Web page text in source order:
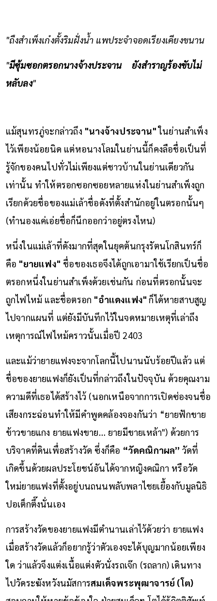
"ถืงสำเพ็งเก๋งตั้งริมฝั่งน้ำ แพประจำจอดเรียงเคียงขนาน
"มีซุ้มซอกตรอกนางจ้างประจาน
ยังสำราญร้องขับไม่
หลับลง"
แม้สุนทรภู่จะกล่าวถึง "นางจ้างประจาน"ในย่านสำเพ็ง
ไว้เพียงน้อยนิด แต่หอนางโลมในย่านนี้ก็คงลือชื่อเป็นที่
รู้จักของคนไปทั่วไม่เพียงแต่ชาวบ้านในย่านเดียวกัน
เท่านั้น ทำให้ตรอกซอกซอยหลายแห่งในย่านสำเพ็งถูก
เรียกด้วยชื่อของแม่เล้าชื่อดังที่ตั้งสำนักอยู่ในตรอกนั้นๆ
(ทำนองแค่เอ่ยชื่อก็นึกออกว่าอยู่ตรงไหน)
หนึ่งในแม่เล้าที่ดังมากที่สุดในยุคต้นกรุงรัตนโกสินทร์ก็
คือ "ยายแฟง" ชื่อของเธอจึงได้ถูกเอามาใช้เรียกเป็นชื่อ
ตรอกหนึ่งในย่านสำเพ็งด้วยเช่นกัน ก่อนที่ตรอกนั้นจะ
ถูกไฟไหม้ และชื่อตรอก "อำแดงแฟง"ก็ได้หายสาบสูญ
ไปจากแผนที่ แต่ยังมีบันทึกไว้ในจดหมายเหตุที่เล่าถึง
เหตุการณ์ไฟไหม้คราวนั้นเมื่อปี 2403
และแม้ว่ายายแฟงจะจากโลกนี้ไปนานนับร้อยปีแล้ว แต่
ชื่อของยายแฟงก็ยังเป็นที่กล่าวถึงในปัจจุบัน ด้วยคุณงาม
ความดีที่เธอได้สร้างไว้ (นอกเหนือจากการเปิดซ่องจนชื่อ
เสียงกระฉ่อนทำให้มีคำพูดคล้องจองกันว่า “ยายฟักขาย
ข้าวขายแกง ยายแฟงขาย… ยายมีขายเหล้า") ด้วยการ
บริจาคที่ดินเพื่อสร้างวัด ซึ่งก็คือ “วัดคณิกาผล” วัดที่
เกิดขึ้นด้วยผลประโยชน์อันได้จากหญิงคณิกา หรือวัด
ใหม่ยายแฟงที่ตั้งอยู่บนถนนพลับพลาไชยเยื้องกับมูลนิธิ
ปอเต็กตึ๊งนั่นเอง
การสร้างวัดของยายแฟงมีตำนานเล่าไว้ด้วยว่า ยายแฟง
เมื่อสร้างวัดแล้วก็อยากรู้ว่าตัวเองจะได้บุญมากน้อยเพียง
ใด ว่าแล้วจึงแต่งเนื้อแต่งตัวนั่งรถเจ๊ก (รถลาก) เดินทาง
ไปวัดระฆังหวังนมัสการสมเด็จพระพุฒาจารย์ (โต)